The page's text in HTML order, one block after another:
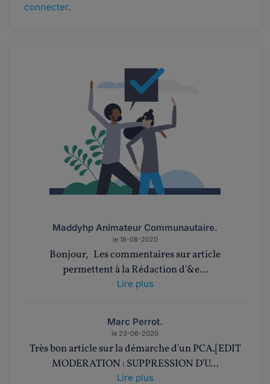
connecter.
Maddyhp Animateur Communautaire.
le 18-08-2020
Bonjour, Les commentaires sur article
permettent à la Rédaction d'&e...
Lire plus
Marc Perrot.
le 23-06-2020
Très bon article sur la démarche d'un PCA.[EDIT
MODERATION : SUPPRESSION D'U...
Lire plus